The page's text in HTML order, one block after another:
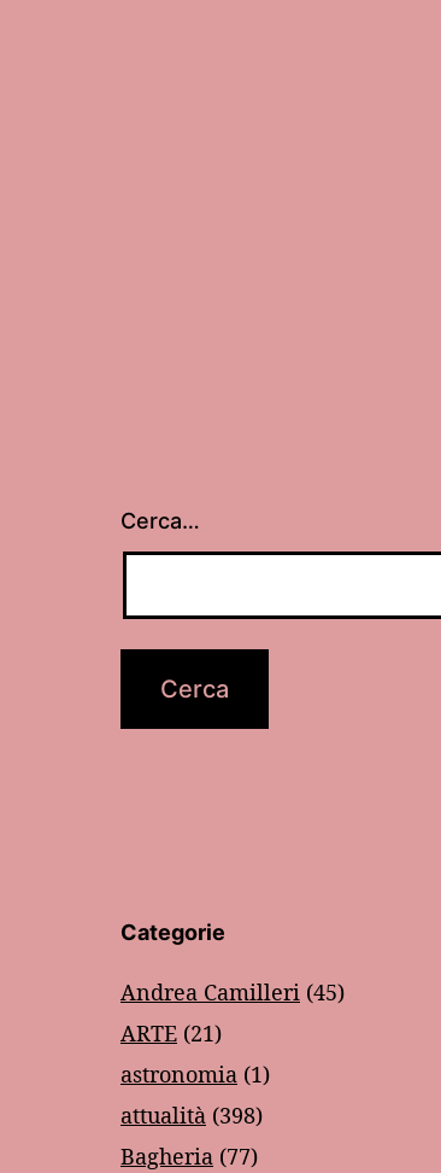
Cerca…
Categorie
Andrea Camilleri (45)
ARTE (21)
astronomia (1)
attualità (398)
Bagheria (77)